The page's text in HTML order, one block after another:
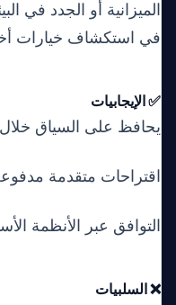
الميزانية أو الجدد في
في استكشاف خيارات
✅ الإيجابيات
يحافظ على السياق
اقتراحات متقدمة
التوافق عبر الأنظمة
❌ السلبيات